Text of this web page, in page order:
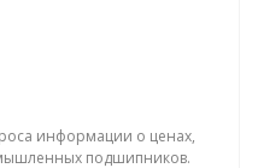
информации о ценах,
подшипников.